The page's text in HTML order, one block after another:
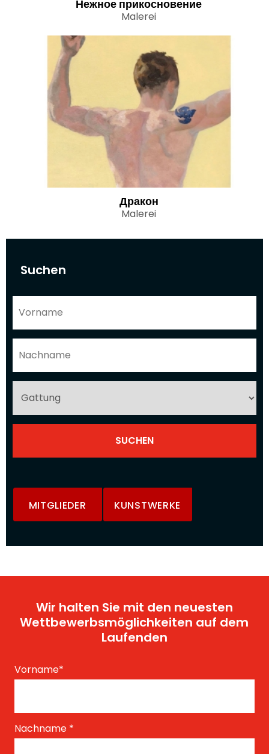
Suchen
MITGLIEDER KUNSTWERKE
Нежное прикосновение
Malerei
Дракон
Malerei
Wir halten Sie mit den neuesten
Wettbewerbsmöglichkeiten auf dem
Laufenden
Vorname*
Nachname *